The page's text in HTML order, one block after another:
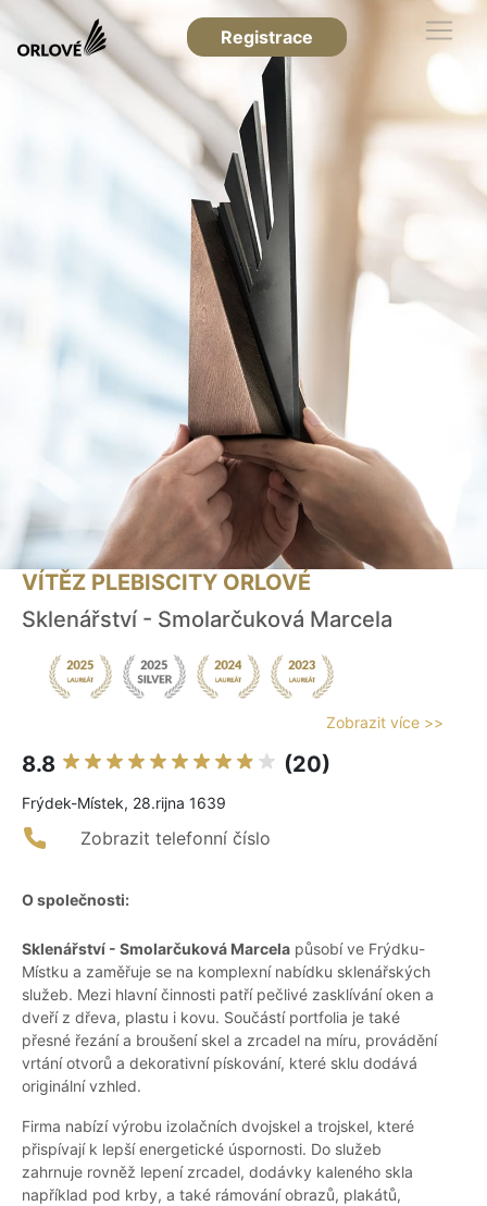
Registrace
VÍTĚZ PLEBISCITY ORLOVÉ
Sklenářství - Smolarčuková Marcela
Zobrazit více >>
8.8 (20)
Frýdek-Místek, 28.rijna 1639
Zobrazit telefonní číslo
O společnosti:
Sklenářství - Smolarčuková Marcela působí ve Frýdku-
Místku a zaměřuje se na komplexní nabídku sklenářských
služeb. Mezi hlavní činnosti patří pečlivé zasklívání oken a
dveří z dřeva, plastu i kovu. Součástí portfolia je také
přesné řezání a broušení skel a zrcadel na míru, provádění
vrtání otvorů a dekorativní pískování, které sklu dodává
originální vzhled.
Firma nabízí výrobu izolačních dvojskel a trojskel, které
přispívají k lepší energetické úspornosti. Do služeb
zahrnuje rovněž lepení zrcadel, dodávky kaleného skla
například pod krby, a také rámování obrazů, plakátů,